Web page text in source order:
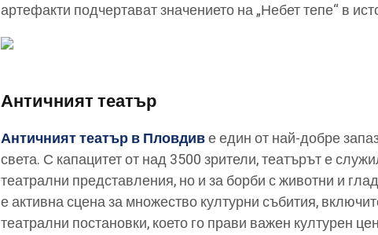
артефакти подчертават значението на „Небет тепе“ в
Античният театър
Античният театър в Пловдиве един от най-добре
света. С капацитет от над 3500 зрители, театърът е
театрални представления, но и за борби с животни и
е активна сцена за множество културни събития,
театрални постановки, което го прави важен културен